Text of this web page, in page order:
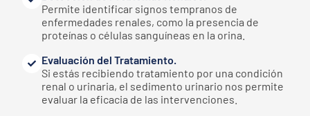
Permite identificar signos tempranos de
enfermedades renales, como la presencia de
proteínas o células sanguíneas en la orina.
Evaluación del Tratamiento.
Si estás recibiendo tratamiento por una condición
renal o urinaria, el sedimento urinario nos permite
evaluar la eficacia de las intervenciones.